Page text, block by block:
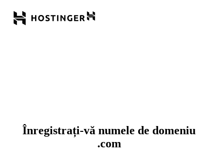
Înregistrați-vă numele de domeniu
.com